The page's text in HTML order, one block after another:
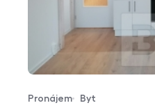
Typ nabídky
Pronájem
Typ nemovitosti
Byt